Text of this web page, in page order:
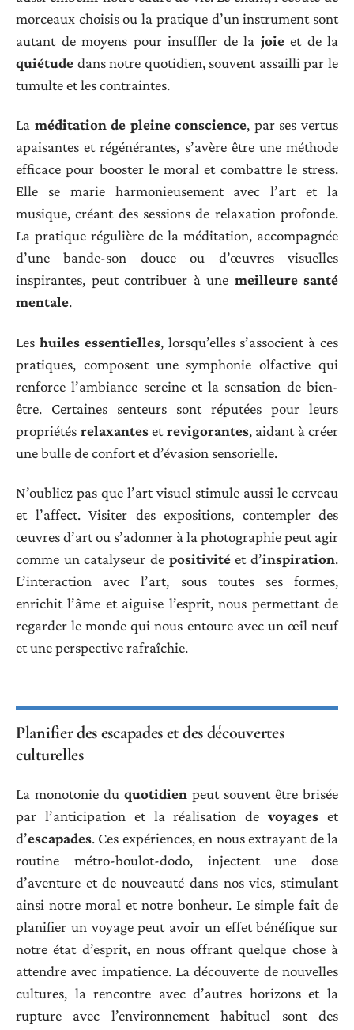
morceaux choisis ou la pratique d’un instrument sont
autant de moyens pour insuffler de la joieet de la
quiétude dans notre quotidien, souvent assailli par le
tumulte et les contraintes.
La méditation de pleine conscience, par ses vertus
apaisantes et régénérantes, s’avère être une méthode
efficace pour booster le moral et combattre le stress.
Elle se marie harmonieusement avec l’art et la
musique, créant des sessions de relaxation profonde.
La pratique régulière de la méditation, accompagnée
d’une bande-son douce ou d’œuvres visuelles
inspirantes, peut contribuer à une meilleure santé
mentale.
Les huiles essentielles, lorsqu’elles s’associent à ces
pratiques, composent une symphonie olfactive qui
renforce l’ambiance sereine et la sensation de bien-
être. Certaines senteurs sont réputées pour leurs
propriétés relaxantesetrevigorantes, aidant à créer
une bulle de confort et d’évasion sensorielle.
N’oubliez pas que l’art visuel stimule aussi le cerveau
et l’affect. Visiter des expositions, contempler des
œuvres d’art ou s’adonner à la photographie peut agir
comme un catalyseur de positivitéet d’inspiration.
L’interaction avec l’art, sous toutes ses formes,
enrichit l’âme et aiguise l’esprit, nous permettant de
regarder le monde qui nous entoure avec un œil neuf
et une perspective rafraîchie.
Planifier des escapades et des découvertes
culturelles
La monotonie du quotidien peut souvent être brisée
par l’anticipation et la réalisation devoyages et
d’escapades. Ces expériences, en nous extrayant de la
routine métro-boulot-dodo, injectent une dose
d’aventure et de nouveauté dans nos vies, stimulant
ainsi notre moral et notre bonheur. Le simple fait de
planifier un voyage peut avoir un effet bénéfique sur
notre état d’esprit, en nous offrant quelque chose à
attendre avec impatience. La découverte de nouvelles
cultures, la rencontre avec d’autres horizons et la
rupture avec l’environnement habituel sont des